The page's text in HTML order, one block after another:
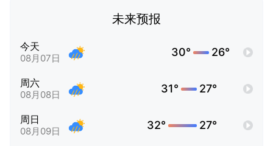
未来预报
今天
08月07日 30° 26°
周六
08月08日 31° 27°
周日
08月09日 32° 27°